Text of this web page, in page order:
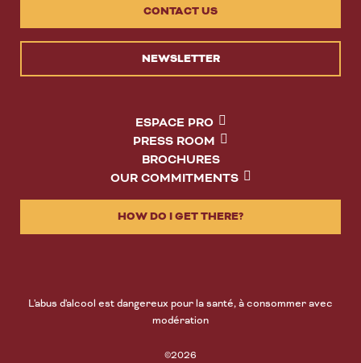
CONTACT US
NEWSLETTER
ESPACE PRO
PRESS ROOM
BROCHURES
OUR COMMITMENTS
HOW DO I GET THERE?
L'abus d'alcool est dangereux pour la santé, à consommer avec
modération
©2026